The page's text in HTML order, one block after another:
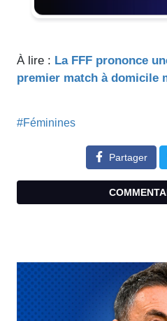
À lire : La FFF prononce
premier match à domicile
#Féminines
Partager